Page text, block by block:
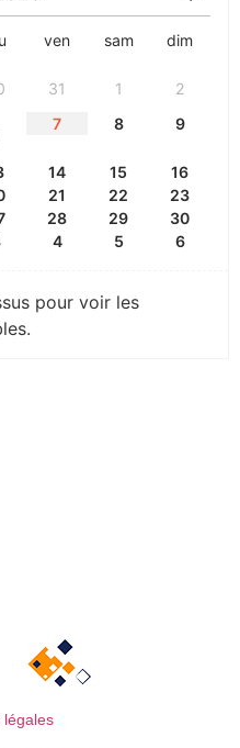
ven sam dim
31 1 2
7 8 9
14 15
16
21 22
23
28 29
30
4 5 6
pour voir les
légales